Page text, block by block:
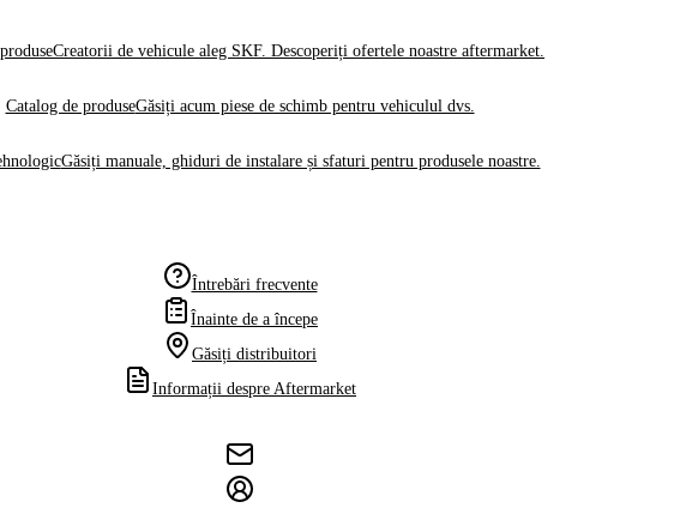
Creatorii de vehicule aleg SKF. Descoperiți ofertele noastre aftermarket.
Catalog de produseGăsiți acum piese de schimb pentru vehiculul dvs.
Găsiți manuale, ghiduri de instalare și sfaturi pentru produsele noastre.
Întrebări frecvente
Înainte de a începe
Găsiți distribuitori
Informații despre Aftermarket